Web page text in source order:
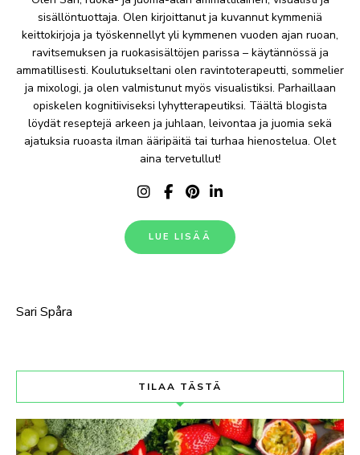
sisällöntuottaja. Olen kirjoittanut ja kuvannut kymmeniä
keittokirjoja ja työskennellyt yli kymmenen vuoden ajan ruoan,
ravitsemuksen ja ruokasisältöjen parissa – käytännössä ja
ammatillisesti. Koulutukseltani olen ravintoterapeutti, sommelier
ja mixologi, ja olen valmistunut myös visualistiksi. Parhaillaan
opiskelen kognitiiviseksi lyhytterapeutiksi. Täältä blogista
löydät reseptejä arkeen ja juhlaan, leivontaa ja juomia sekä
ajatuksia ruoasta ilman ääripäitä tai turhaa hienostelua. Olet
aina tervetullut!
LUE LISÄÄ
Sari Spåra
TILAA TÄSTÄ